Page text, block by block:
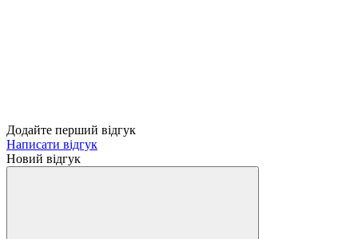
Додайте перший відгук
Написати відгук
Новий відгук